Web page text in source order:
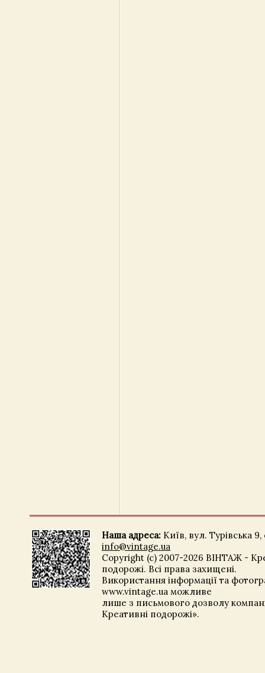
Наша адреса: Київ, вул. Турівська 9,
info@vintage.ua
Copyright (c) 2007-2026 ВІНТАЖ -
подорожі. Всі права захищені.
Використання інформації та
www.vintage.ua можливе
лише з письмового дозволу
Креативні подорожі».